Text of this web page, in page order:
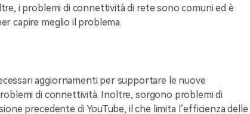
i problemi di connettività di rete sono comuni ed è
capire meglio il problema.
aggiornamenti per supportare le nuove
di connettività. Inoltre, sorgono problemi di
precedente di YouTube, il che limita l’efficienza delle